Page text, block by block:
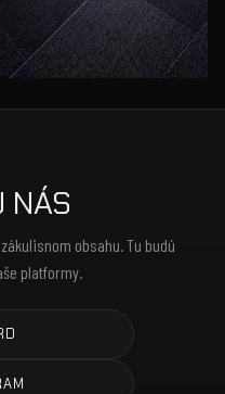
NÁS
obsahu. Tu budú
platformy.